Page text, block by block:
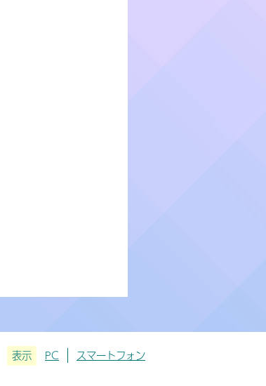
表示 PC スマートフォン